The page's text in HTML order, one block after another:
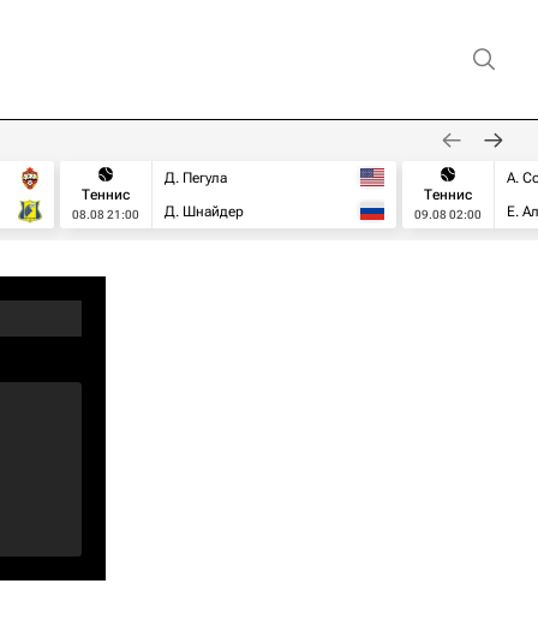
Теннис
08.08 21:00
Д. Пегула
Д. Шнайдер
Теннис
09.08 02:00
А.
Е.